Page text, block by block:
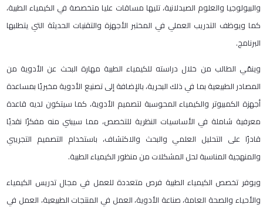
والبيولوجيا والعلوم الصيدلانية، تليها مساقات عليا متخصصة في الكيمياء الطبية،
كما ويوظف التدريب العملي في المختبر الأجهزة والتقنيات الحديثة التي يتطلبها
البرنامج.
وينمّي الطالب من خلال دراسته للكيمياء الطبية مهارة البحث عن الأدوية من
المصادر الطبيعية بما في ذلك البحرية، بالإضافة إلى تصنيع الأدوية مخبريًا بمساعدة
أجهزة الكمبيوتر والكيمياء المحوسبة لتصميم الأدوية، كما سيتكون لديه قاعدة
معرفية شاملة في الأساسيات النظرية للتخصص، مما سيبني منه مفكرًا نقديًا
قادرًا على التحليل العلمي والبحث والاكتشاف، باستخدام التصميم التجريبي
والمنهجية المناسبة لحل المشكلات من منظور الكيمياء الطبية.
ويوفر تخصص الكيمياء الطبية فرص متعددة للعمل في مجال تدريس الكيمياء
والأحياء والصحة العامة، صناعة الأدوية، العمل في المنتجات الطبيعية، العمل في